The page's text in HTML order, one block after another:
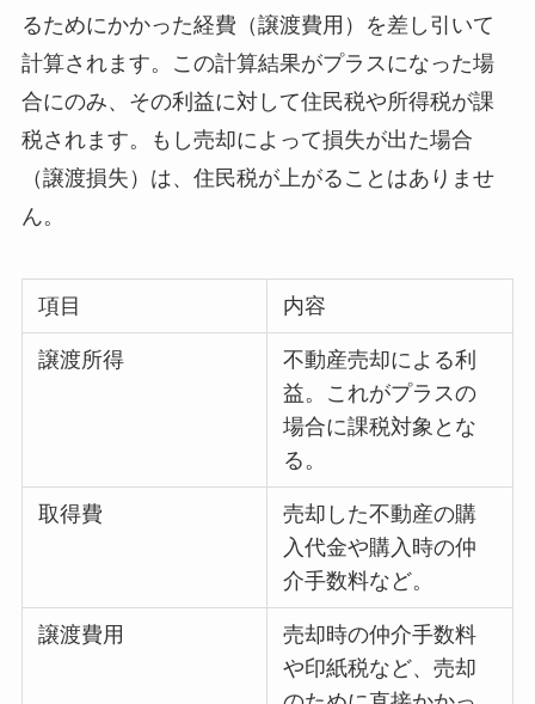
るためにかかった経費（譲渡費用）を差し引いて
計算されます。この計算結果がプラスになった場
合にのみ、その利益に対して住民税や所得税が課
税されます。もし売却によって損失が出た場合
（譲渡損失）は、住民税が上がることはありませ
ん。
項目 内容
譲渡所得
不動産売却による利
益。これがプラスの
場合に課税対象とな
る。
取得費
売却した不動産の購
入代金や購入時の仲
介手数料など。
譲渡費用
売却時の仲介手数料
や印紙税など、売却